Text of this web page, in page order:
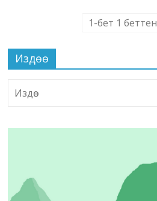
1-бет 1 беттен
Издөө